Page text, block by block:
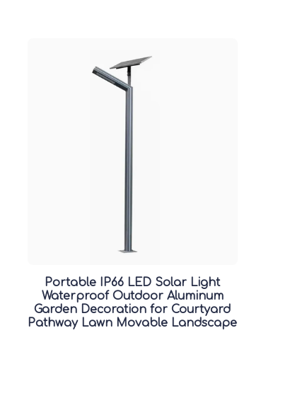
Portable IP66 LED Solar Light
Waterproof Outdoor Aluminum
Garden Decoration for Courtyard
Pathway Lawn Movable Landscape